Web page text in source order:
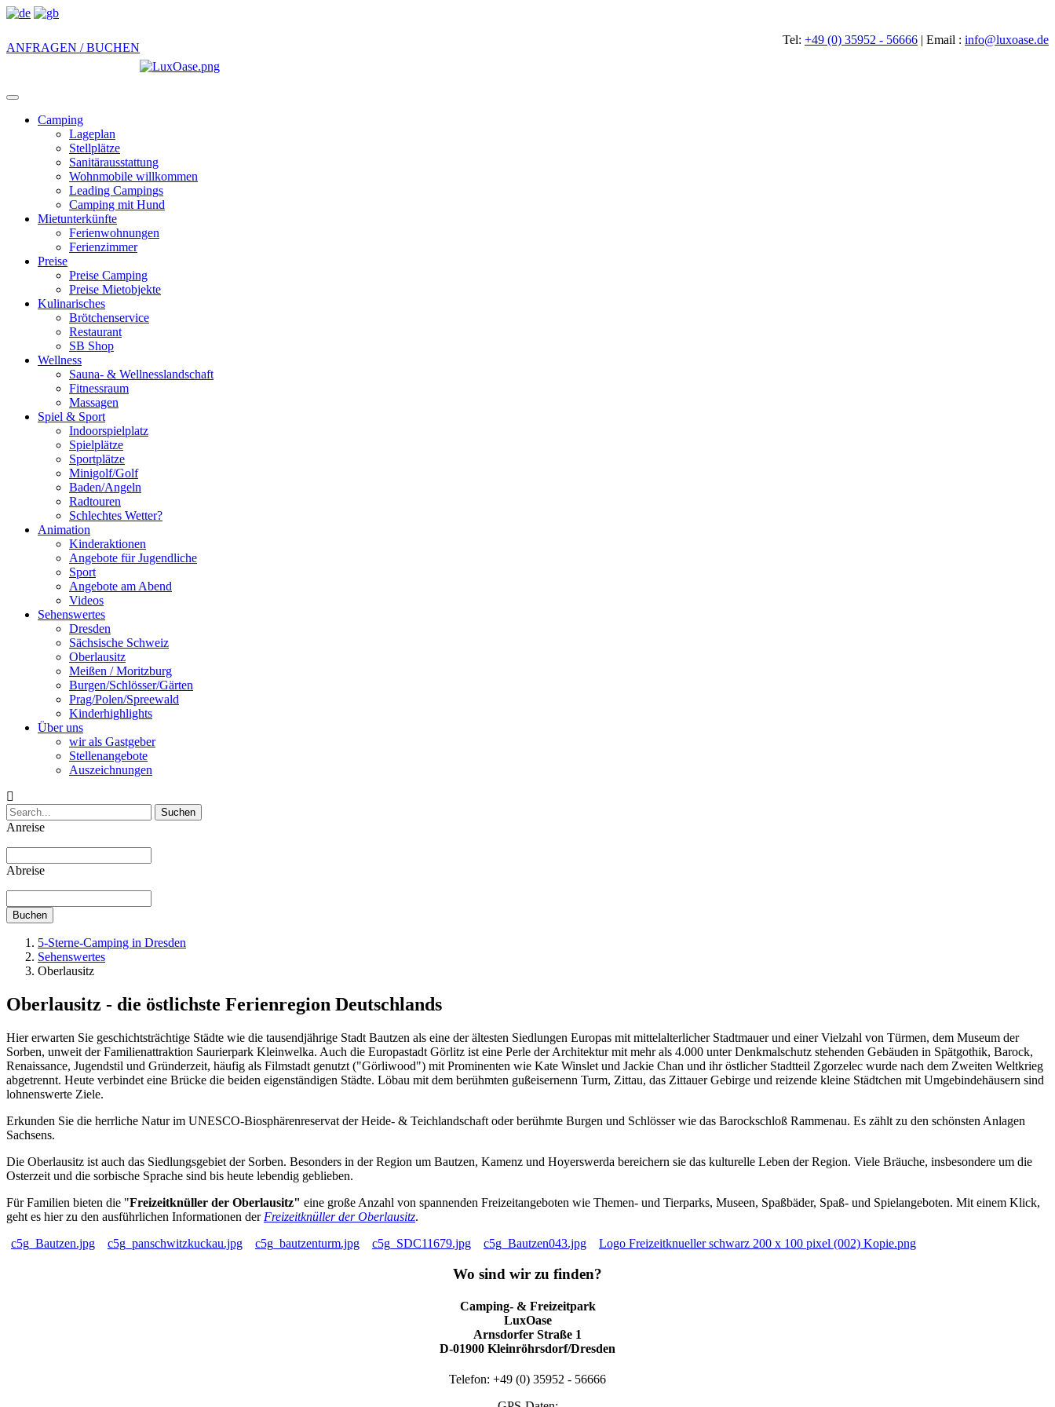
ANFRAGEN / BUCHEN
Tel: +49 (0) 35952 - 56666 | Email : info@luxoase.de
Toggle
navigationCamping
Lageplan
Stellplätze
Sanitärausstattung
Wohnmobile willkommen
Leading Campings
Camping mit Hund
Mietunterkünfte
Ferienwohnungen
Ferienzimmer
Preise
Preise Camping
Preise Mietobjekte
Kulinarisches
Brötchenservice
Restaurant
SB Shop
Wellness
Sauna- & Wellnesslandschaft
Fitnessraum
Massagen
Spiel & Sport
Indoorspielplatz
Spielplätze
Sportplätze
Minigolf/Golf
Baden/Angeln
Radtouren
Schlechtes Wetter?
Animation
Kinderaktionen
Angebote für Jugendliche
Sport
Angebote am Abend
Videos
Sehenswertes
Dresden
Sächsische Schweiz
Oberlausitz
Meißen / Moritzburg
Burgen/Schlösser/Gärten
Prag/Polen/Spreewald
Kinderhighlights
Über uns
wir als Gastgeber
Stellenangebote
Auszeichnungen
Suchen
Anreise
Abreise
Buchen
5-Sterne-Camping in Dresden
Sehenswertes
Oberlausitz
Oberlausitz - die östlichste Ferienregion Deutschlands
Hier erwarten Sie geschichtsträchtige Städte wie die tausendjährige Stadt Bautzen als eine der ältesten Siedlungen Europas mit mittelalterlicher Stadtmauer und einer Vielzahl von Türmen, dem Museum der
Sorben, unweit der Familienattraktion Saurierpark Kleinwelka. Auch die Europastadt Görlitz ist eine Perle der Architektur mit mehr als 4.000 unter Denkmalschutz stehenden Gebäuden in Spätgothik, Barock,
Renaissance, Jugendstil und Gründerzeit, häufig als Filmstadt genutzt ("Görliwood") mit Prominenten wie Kate Winslet und Jackie Chan und ihr östlicher Stadtteil Zgorzelec wurde nach dem Zweiten Weltkrieg
abgetrennt. Heute verbindet eine Brücke die beiden eigenständigen Städte. Löbau mit dem berühmten gußeisernenn Turm, Zittau, das Zittauer Gebirge und reizende kleine Städtchen mit Umgebindehäusern sind
lohnenswerte Ziele.
Erkunden Sie die herrliche Natur im UNESCO-Biosphärenreservat der Heide- & Teichlandschaft oder berühmte Burgen und Schlösser wie das Barockschloß Rammenau. Es zählt zu den schönsten Anlagen
Sachsens.
Die Oberlausitz ist auch das Siedlungsgebiet der Sorben. Besonders in der Region um Bautzen, Kamenz und Hoyerswerda bereichern sie das kulturelle Leben der Region. Viele Bräuche, insbesondere um die
Osterzeit und die sorbische Sprache sind bis heute lebendig geblieben.
Für Familien bieten die "Freizeitknüller der Oberlausitz" eine große Anzahl von spannenden Freizeitangeboten wie Themen- und Tierparks, Museen, Spaßbäder, Spaß- und Spielangeboten. Mit einem Klick,
geht es hier zu den ausführlichen Informationen der Freizeitknüller der Oberlausitz.
c5g_Bautzen.jpg
c5g_panschwitzkuckau.jpg c5g_bautzenturm.jpg c5g_SDC11679.jpg c5g_Bautzen043.jpg Logo Freizeitknueller schwarz 200 x 100 pixel (002) Kopie.png
Wo sind wir zu finden?
Camping- & Freizeitpark
LuxOase
Arnsdorfer Straße 1
D-01900 Kleinröhrsdorf/Dresden
Telefon: +49 (0) 35952 - 56666